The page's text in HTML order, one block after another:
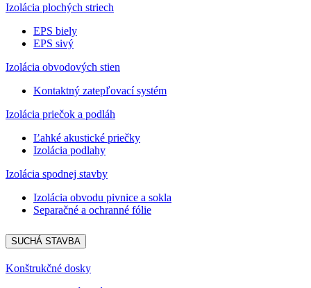
Izolácia plochých striech
EPS biely
EPS sivý
Izolácia obvodových stien
Kontaktný zatepľovací systém
Izolácia priečok a podláh
Ľahké akustické priečky
Izolácia podlahy
Izolácia spodnej stavby
Izolácia obvodu pivnice a sokla
Separačné a ochranné fólie
SUCHÁ STAVBA
Konštrukčné dosky